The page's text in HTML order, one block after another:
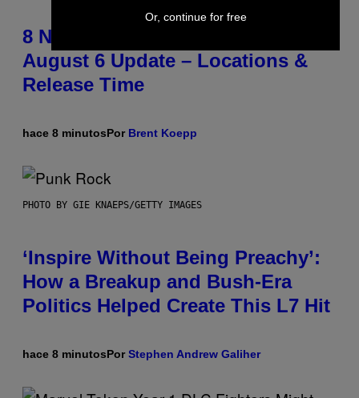
8 New Fortnite Sprites Added in
August 6 Update – Locations &
Release Time
hace 8 minutosPor Brent Koepp
PHOTO BY GIE KNAEPS/GETTY IMAGES
‘Inspire Without Being Preachy’:
How a Breakup and Bush-Era
Politics Helped Create This L7 Hit
hace 8 minutosPorStephen Andrew Galiher
Or, continue for free